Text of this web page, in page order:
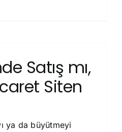
Satış mı,
Siten
ya da büyütmeyi